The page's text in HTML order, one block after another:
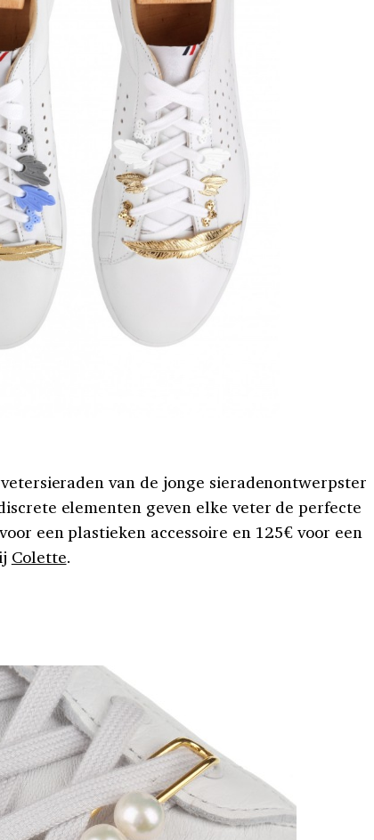
van de jonge sieradenontwerpster
elementen geven elke veter de perfecte
een plastieken accessoire en 125€ voor een
Colette.